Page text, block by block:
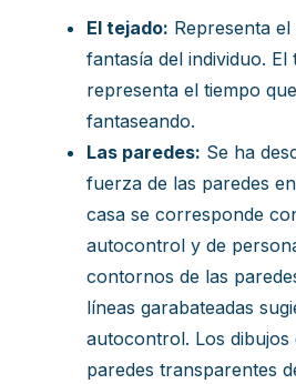
El tejado: Representa
fantasía del individuo. El
representa el tiempo
fantaseando.
Las paredes: Se ha
fuerza de las paredes
casa se corresponde
autocontrol y de
contornos de las
líneas garabateadas
autocontrol. Los
paredes transparentes